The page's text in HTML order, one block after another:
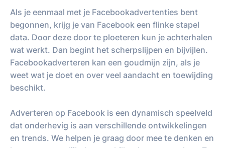
Als je eenmaal met je Facebookadvertenties bent
begonnen, krijg je van Facebook een flinke stapel
data. Door deze door te ploeteren kun je achterhalen
wat werkt. Dan begint het scherpslijpen en bijvijlen.
Facebookadverteren kan een goudmijn zijn, als je
weet wat je doet en over veel aandacht en toewijding
beschikt.
Adverteren op Facebook is een dynamisch speelveld
dat onderhevig is aan verschillende ontwikkelingen
en trends. We helpen je graag door mee te denken en